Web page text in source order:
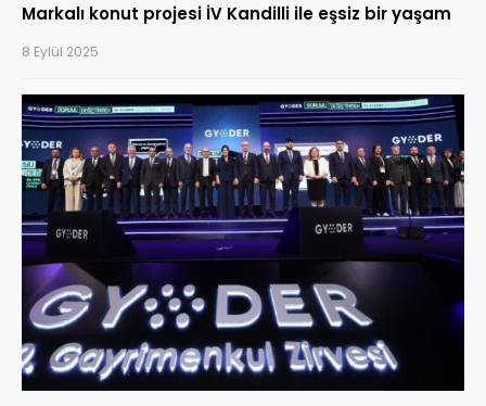
Markalı konut projesi İV Kandilli ile eşsiz bir yaşam
8 Eylül 2025